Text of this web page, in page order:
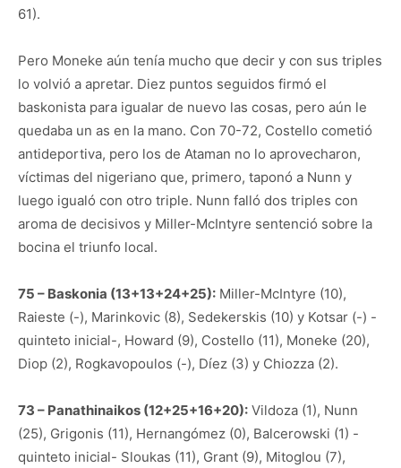
61).
Pero Moneke aún tenía mucho que decir y con sus triples
lo volvió a apretar. Diez puntos seguidos firmó el
baskonista para igualar de nuevo las cosas, pero aún le
quedaba un as en la mano. Con 70-72, Costello cometió
antideportiva, pero los de Ataman no lo aprovecharon,
víctimas del nigeriano que, primero, taponó a Nunn y
luego igualó con otro triple. Nunn falló dos triples con
aroma de decisivos y Miller-McIntyre sentenció sobre la
bocina el triunfo local.
75 – Baskonia (13+13+24+25): Miller-McIntyre (10),
Raieste (-), Marinkovic (8), Sedekerskis (10) y Kotsar (-) -
quinteto inicial-, Howard (9), Costello (11), Moneke (20),
Diop (2), Rogkavopoulos (-), Díez (3) y Chiozza (2).
73 – Panathinaikos (12+25+16+20): Vildoza (1), Nunn
(25), Grigonis (11), Hernangómez (0), Balcerowski (1) -
quinteto inicial- Sloukas (11), Grant (9), Mitoglou (7),